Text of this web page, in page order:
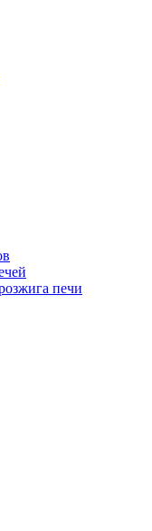
печи